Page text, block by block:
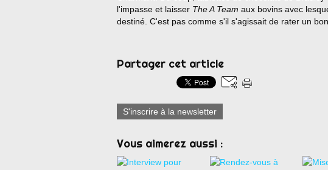
l'impasse et laisser The A Team aux bovins avec
destiné. C'est pas comme s'il s'agissait de rater un bon
Partager cet article
S'inscrire à la newsletter
Vous aimerez aussi :